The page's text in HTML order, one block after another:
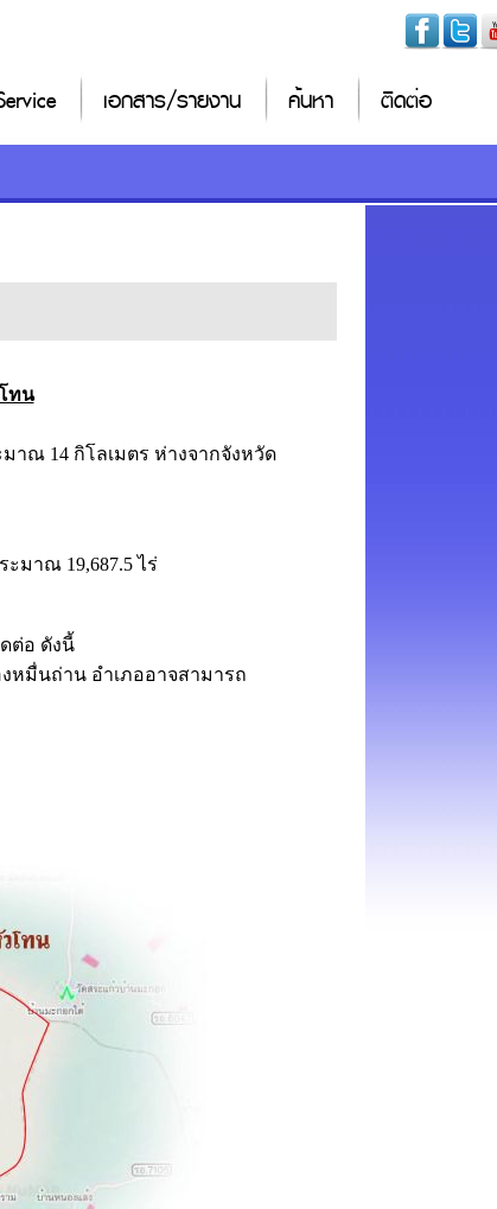
เอกสาร/รายงาน ค้นหา ติดต่อ
ทน
าณ 14 กิโลเมตร ห่างจากจังหวัด
มาณ 19,687.5 ไร่
ต่อ ดังนี้
าน อำเภออาจสามารถ